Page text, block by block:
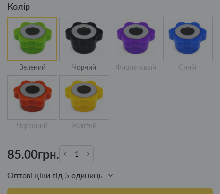
Колір
Зелений Чорний Фиолетовый Синій
Червоний Жовтий
85.00грн.
Оптові ціни від 5 одиниць